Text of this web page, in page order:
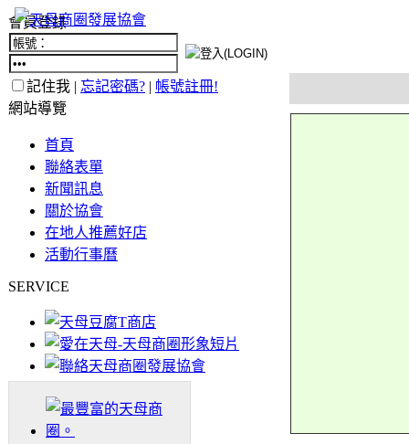
會員登錄
記住我 | 忘記密碼? | 帳號註冊!
網站導覽
首頁
聯絡表單
新聞訊息
關於協會
在地人推薦好店
活動行事曆
SERVICE